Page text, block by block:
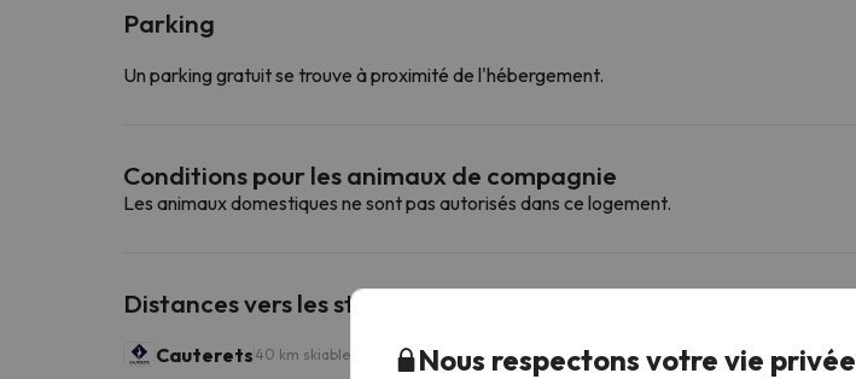
Parking
Un parking gratuit se trouve à proximité de l'hébergement.
Conditions pour les animaux de compagnie
Les animaux domestiques ne sont pas autorisés dans ce logement.
Distances vers les stations de ski les plus proches
Cauterets 40 km skiables Nous respectons votre vie privée